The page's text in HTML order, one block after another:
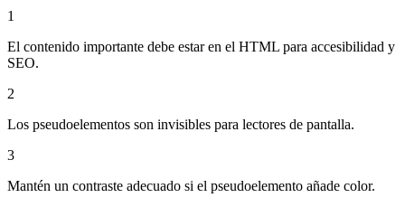
1
El contenido importante debe estar en el HTML para accesibilidad y
SEO.
2
Los pseudoelementos son invisibles para lectores de pantalla.
3
Mantén un contraste adecuado si el pseudoelemento añade color.